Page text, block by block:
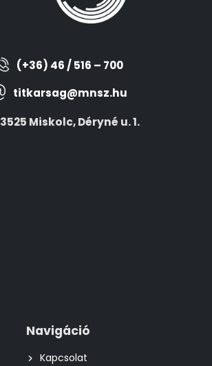
(+36) 46 / 516 – 700
titkarsag@mnsz.hu
3525 Miskolc, Déryné u. 1.
Navigáció
Kapcsolat